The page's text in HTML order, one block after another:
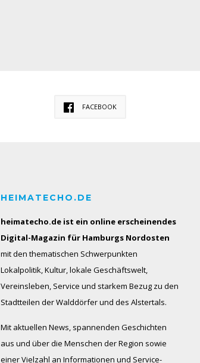
FACEBOOK
HEIMATECHO.DE
heimatecho.de ist ein online erscheinendes
Digital-Magazin für Hamburgs Nordosten
mit den thematischen Schwerpunkten
Lokalpolitik, Kultur, lokale Geschäftswelt,
Vereinsleben, Service und starkem Bezug zu den
Stadtteilen der Walddörfer und des Alstertals.
Mit aktuellen News, spannenden Geschichten
aus und über die Menschen der Region sowie
einer Vielzahl an Informationen und Service-